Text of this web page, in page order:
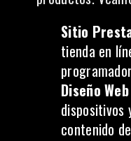
Sitio
tienda en
Diseño
dispositivos
contenido